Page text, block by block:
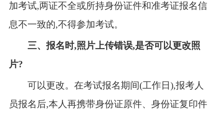
加考试,两证不全或所持身份证件和准考证报名信
息不一致的,不得参加考试。
三、报名时,照片上传错误,是否可以更改照
片?
可以更改。在考试报名期间(工作日),报考人
员报名后,本人再携带身份证原件、身份证复印件